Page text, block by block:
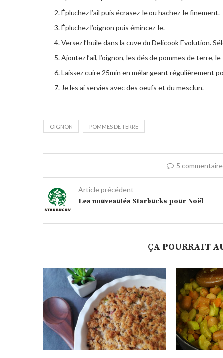
Épluchez l’ail puis écrasez-le ou hachez-le finement.
Épluchez l’oignon puis émincez-le.
Versez l’huile dans la cuve du Delicook Evolution.
Ajoutez l’ail, l’oignon, les dés de pommes de terre,
Laissez cuire 25min en mélangeant régulièrement
Je les ai servies avec des oeufs et du mesclun.
OIGNON POMMES DE TERRE
5
Article précédent
Les nouveautés Starbucks pour Noël
ÇA POURRAIT